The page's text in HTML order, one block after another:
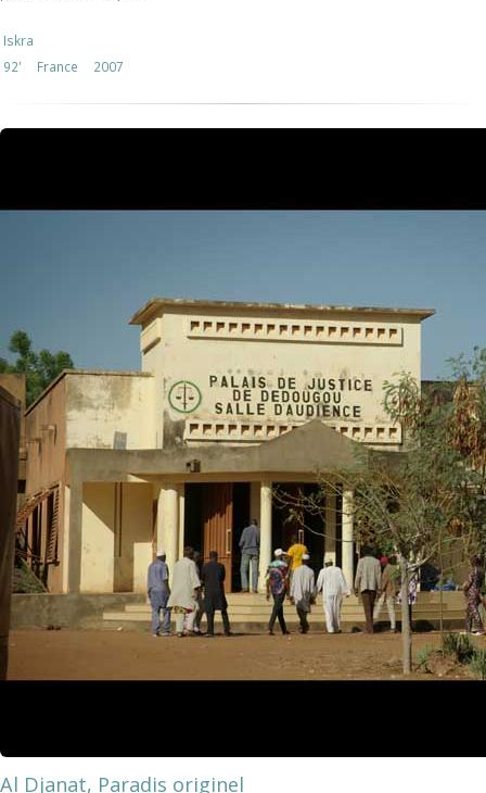
Iskra
92'
France 2007
Al Djanat, Paradis originel